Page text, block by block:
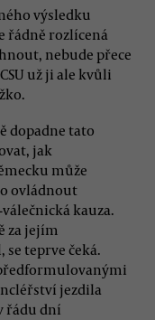
výsledku
řádně rozlícená
nebude přece
už ji ale kvůli
dopadne tato
jak
může
ovládnout
kauza.
za jejím
teprve čeká.
jezdila
řádu dní